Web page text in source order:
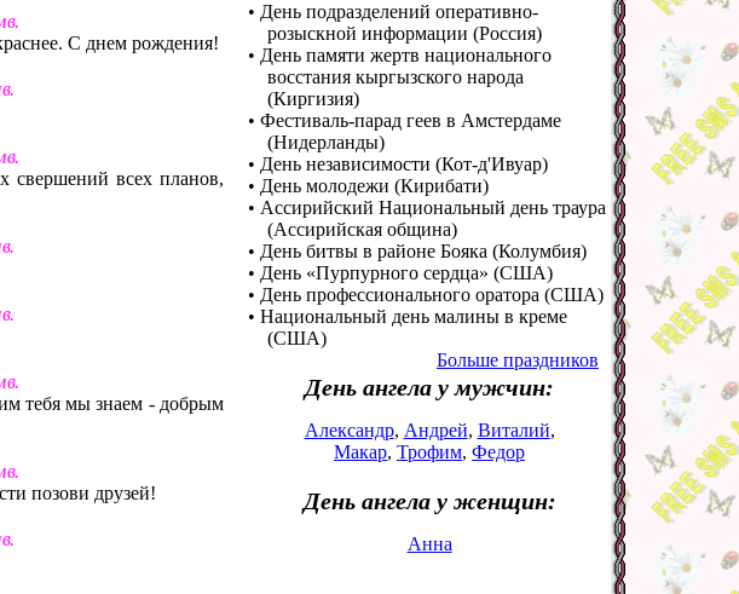
в.
С днем рождения!
.
в.
свершений всех планов,
.
.
в.
тебя мы знаем - добрым
в.
позови друзей!
.
• День подразделений оперативно-
розыскной информации (Россия)
• День памяти жертв национального
восстания кыргызского народа
(Киргизия)
• Фестиваль-парад геев в Амстердаме
(Нидерланды)
• День независимости (Кот-д'Ивуар)
• День молодежи (Кирибати)
• Ассирийский Национальный день траура
(Ассирийская община)
• День битвы в районе Бояка (Колумбия)
• День «Пурпурного сердца» (США)
• День профессионального оратора (США)
• Национальный день малины в креме
(США)
Больше праздников
День ангела у мужчин:
Александр, Андрей, Виталий,
Макар, Трофим, Федор
День ангела у женщин:
Анна